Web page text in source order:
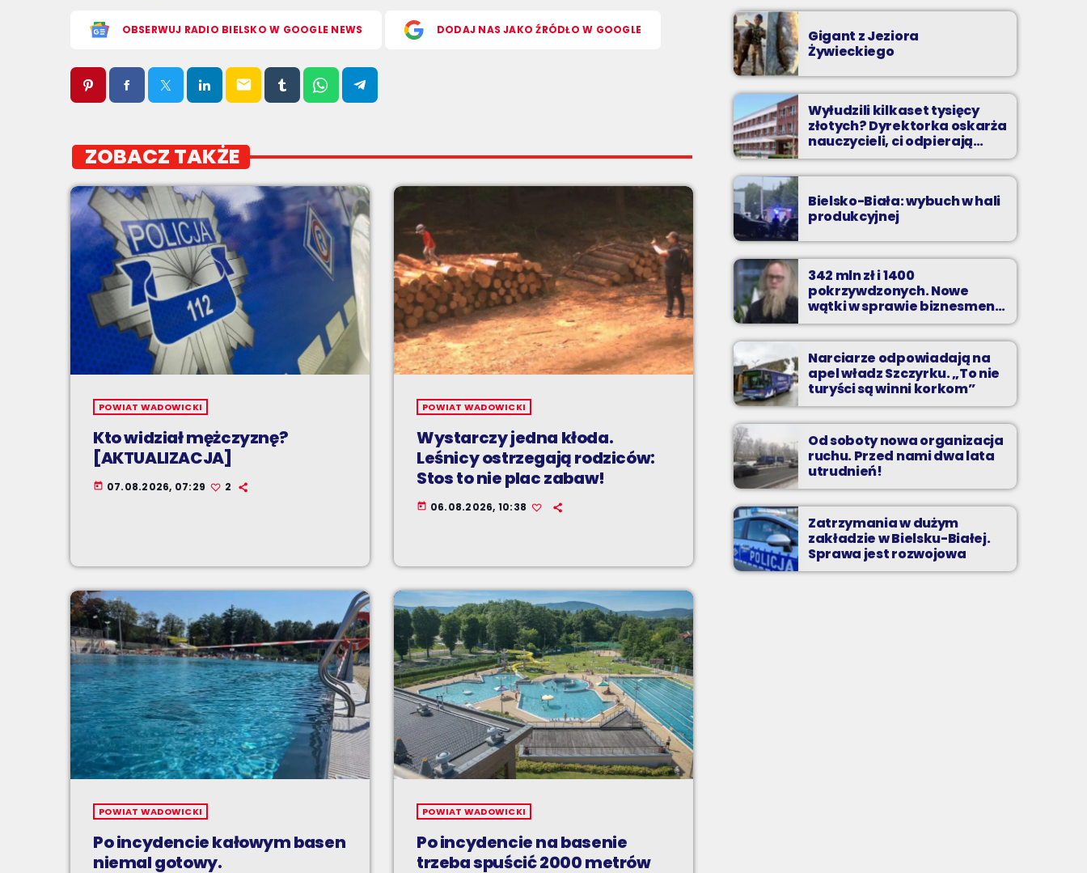
OBSERWUJ RADIO BIELSKO W GOOGLE NEWS DODAJ NAS JAKO ŹRÓDŁO W GOOGLE
email
ZOBACZ TAKŻE
POWIAT WADOWICKI
Kto widział mężczyznę?
[AKTUALIZACJA]
today 07.08.2026, 07:29 2
POWIAT WADOWICKI
Wystarczy jedna kłoda.
Leśnicy ostrzegają rodziców:
Stos to nie plac zabaw!
today 06.08.2026, 10:38
POWIAT WADOWICKI
Po incydencie kałowym basen
niemal gotowy.
POWIAT WADOWICKI
Po incydencie na basenie
trzeba spuścić 2000 metrów
Gigant z Jeziora
Żywieckiego
Wyłudzili kilkaset tysięcy
złotych? Dyrektorka oskarża
nauczycieli, ci odpierają
zarzuty
Bielsko-Biała: wybuch w hali
produkcyjnej
342 mln zł i 1400
pokrzywdzonych. Nowe
wątki w sprawie biznesmena
z Bielska-Białej
Narciarze odpowiadają na
apel władz Szczyrku. „To nie
turyści są winni korkom”
Od soboty nowa organizacja
ruchu. Przed nami dwa lata
utrudnień!
Zatrzymania w dużym
zakładzie w Bielsku-Białej.
Sprawa jest rozwojowa